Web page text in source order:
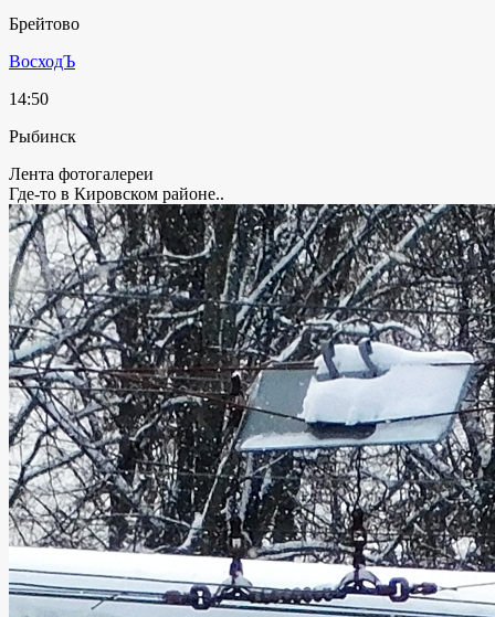
Брейтово
ВосходЪ
14:50
Рыбинск
Лента фотогалереи
Где-то в Кировском районе..